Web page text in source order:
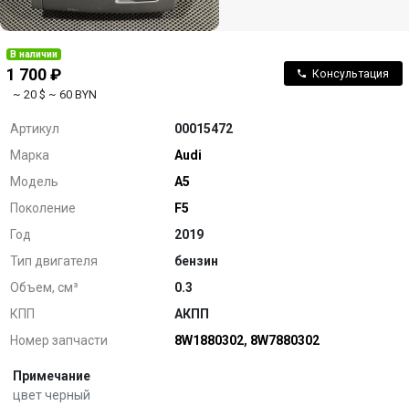
В наличии
1 700 ₽
~ 20 $ ~ 60 BYN
Консультация
Артикул
00015472
Марка
Audi
Модель
A5
Поколение
F5
Год
2019
Тип двигателя
бензин
Объем, см³
0.3
КПП
АКПП
Номер запчасти
8W1880302, 8W7880302
Примечание
цвет черный